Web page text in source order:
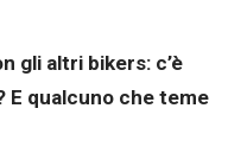
gli altri bikers: c’è
E qualcuno che teme